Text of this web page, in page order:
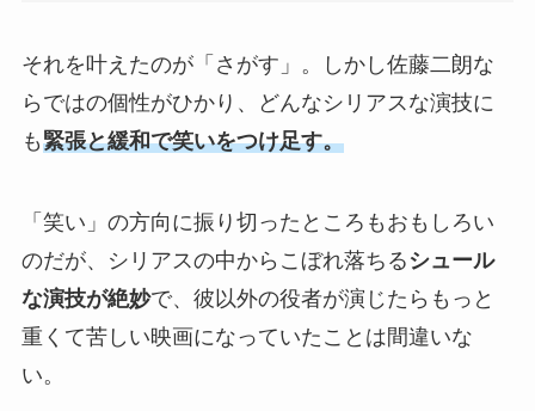
それを叶えたのが「さがす」。しかし佐藤二朗な
らではの個性がひかり、どんなシリアスな演技に
も緊張と緩和で笑いをつけ足す。
「笑い」の方向に振り切ったところもおもしろい
のだが、シリアスの中からこぼれ落ちる シュール
な演技が絶妙で、彼以外の役者が演じたらもっと
重くて苦しい映画になっていたことは間違いな
い。